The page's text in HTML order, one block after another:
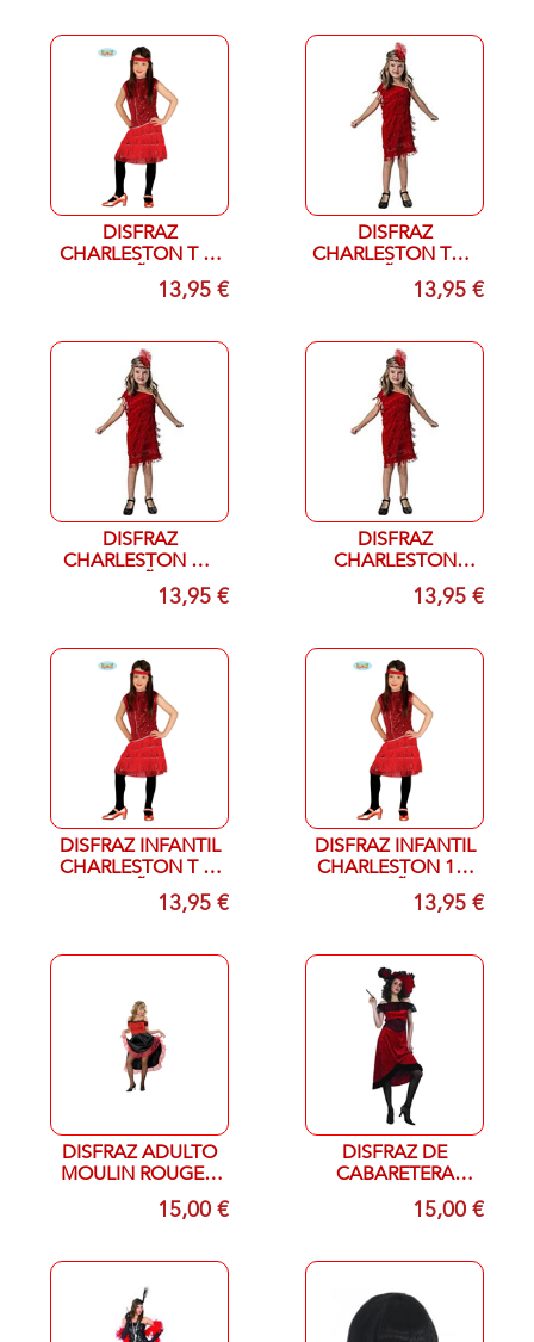
DISFRAZ
CHARLESTON T 5-
6 AÑOS13,95 €
DISFRAZ
CHARLESTON T4-6
AÑOS13,95 €
DISFRAZ
CHARLESTON DE
7-9 AÑOS13,95 €
DISFRAZ
CHARLESTON
INFANTIL T 1-3
AÑOS13,95 €
DISFRAZ INFANTIL
CHARLESTON T 7-
9 AÑOS13,95 €
DISFRAZ INFANTIL
CHARLESTON 10-
12 AÑOS13,95 €
DISFRAZ ADULTO
MOULIN ROUGE T
UNICA15,00 €
DISFRAZ DE
CABARETERA
ADULTO15,00 €